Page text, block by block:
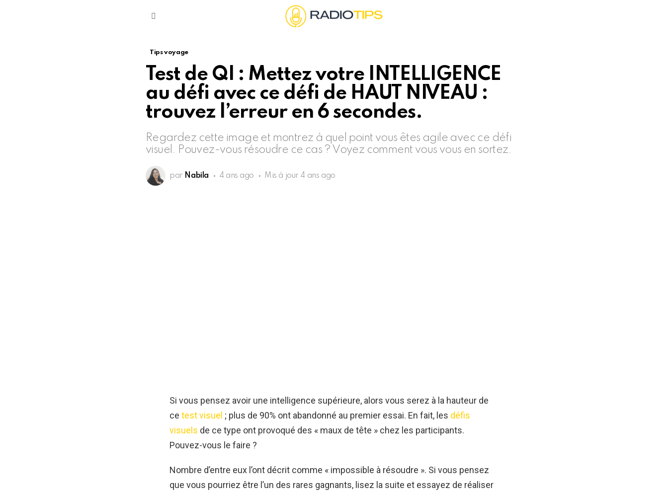
Tips voyage
Test de QI : Mettez votre INTELLIGENCE
au défi avec ce défi de HAUT NIVEAU :
trouvez l’erreur en 6 secondes.
Regardez cette image et montrez à quel point vous êtes agile avec ce défi
visuel. Pouvez-vous résoudre ce cas ? Voyez comment vous vous en sortez.
par Nabila 4 ans ago Mis à jour 4 ans ago
Si vous pensez avoir une intelligence supérieure, alors vous serez à la hauteur de
ce test visuel ; plus de 90% ont abandonné au premier essai. En fait, les défis
visuels de ce type ont provoqué des « maux de tête » chez les participants.
Pouvez-vous le faire ?
Nombre d’entre eux l’ont décrit comme « impossible à résoudre ». Si vous pensez
que vous pourriez être l’un des rares gagnants, lisez la suite et essayez de réaliser